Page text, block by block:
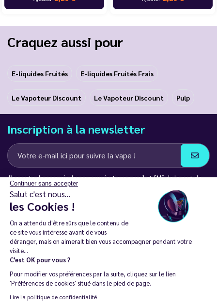
Continuer sans accepter
Salut c'est nous...
les Cookies !
On a attendu d'être sûrs que le contenu de
ce site vous intéresse avant de vous
déranger, mais on aimerait bien vous accompagner pendant votre
visite...
C'est OK pour vous ?
Pour modifier vos préférences par la suite, cliquez sur le lien
'Préférences de cookies' situé dans le pied de page.
Lire la politique de confidentialité
Craquez aussi pour
E-liquides Fruités E-liquides Fruités Frais
Le Vapoteur Discount Le Vapoteur Discount Pulp
Inscription à la newsletter
J’accepte de recevoir des communications e-mail et SMS de la part de
LD Groupe
Restez en contact
La vente de cigarette électronique est interdite chez les moins de
18 ans. 🔞
Copyright © 2014 - 2026 Le Vapoteur Discount - Tous droits